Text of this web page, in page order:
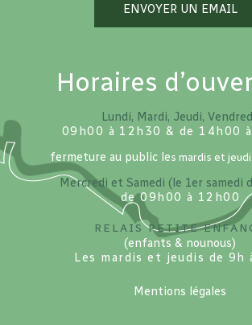
ENVOYER UN EMAIL
Horaires
Lundi, Mardi, Jeudi,
09h00 à 12h30 & de 14h00
fermeture au public les mardis et
Mercredi et Samedi (le 1er samedi
de 09h00 à 12h00
Relais petite
(enfants & nounous)
Les mardis et jeudis de 9h
Mentions légales